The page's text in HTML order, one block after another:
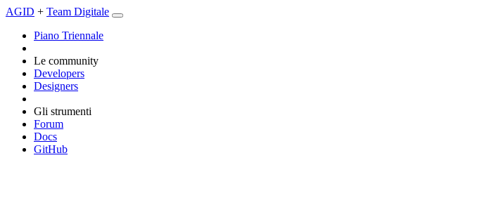
AGID + Team Digitale
Piano Triennale
Le community
Developers
Designers
Gli strumenti
Forum
Docs
GitHub